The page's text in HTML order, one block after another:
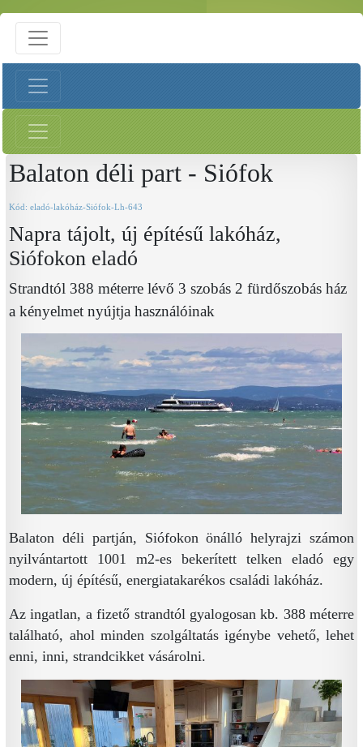
Balaton déli part - Siófok
Kód: eladó-lakóház-Siófok-Lh-643
Napra tájolt, új építésű lakóház,
Siófokon eladó
Strandtól 388 méterre lévő 3 szobás 2 fürdőszobás ház
a kényelmet nyújtja használóinak
Balaton déli partján, Siófokon önálló helyrajzi számon
nyilvántartott 1001 m2-es bekerített telken eladó egy
modern, új építésű, energiatakarékos családi lakóház.
Az ingatlan, a fizető strandtól gyalogosan kb. 388 méterre
található, ahol minden szolgáltatás igénybe vehető, lehet
enni, inni, strandcikket vásárolni.